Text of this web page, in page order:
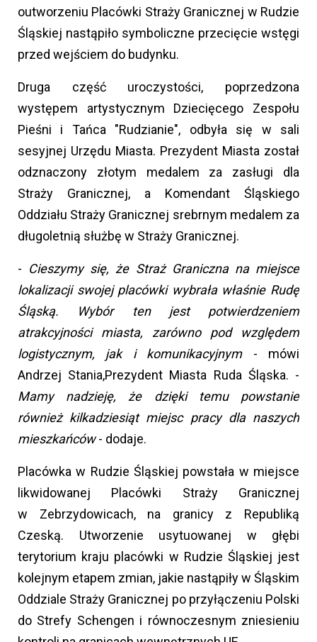
outworzeniu Placówki Straży Granicznej w Rudzie
Śląskiej nastąpiło symboliczne przecięcie wstęgi
przed wejściem do budynku.
Druga część uroczystości, poprzedzona
występem artystycznym Dziecięcego Zespołu
Pieśni i Tańca "Rudzianie", odbyła się w sali
sesyjnej Urzędu Miasta. Prezydent Miasta został
odznaczony złotym medalem za zasługi dla
Straży Granicznej, a Komendant Śląskiego
Oddziału Straży Granicznej srebrnym medalem za
długoletnią służbę w Straży Granicznej.
- Cieszymy się, że Straż Graniczna na miejsce
lokalizacji swojej placówki wybrała właśnie Rudę
Śląską. Wybór ten jest potwierdzeniem
atrakcyjności miasta, zarówno pod względem
logistycznym, jak i komunikacyjnym- mówi
Andrzej Stania,Prezydent Miasta Ruda Śląska. -
Mamy nadzieję, że dzięki temu powstanie
również kilkadziesiąt miejsc pracy dla naszych
mieszkańców- dodaje.
Placówka w Rudzie Śląskiej powstała w miejsce
likwidowanej Placówki Straży Granicznej
w Zebrzydowicach, na granicy z Republiką
Czeską. Utworzenie usytuowanej w głębi
terytorium kraju placówki w Rudzie Śląskiej jest
kolejnym etapem zmian, jakie nastąpiły w Śląskim
Oddziale Straży Granicznej po przyłączeniu Polski
do Strefy Schengen i równoczesnym zniesieniu